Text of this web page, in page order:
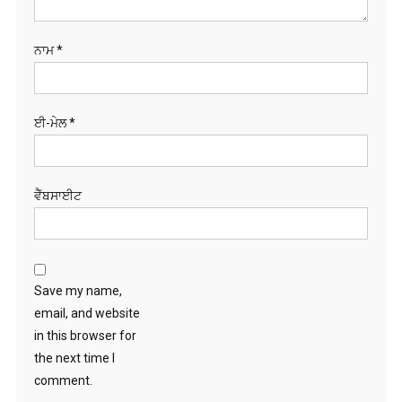
ਨਾਮ*
ਈ-ਮੇਲ*
ਵੈੱਬਸਾਈਟ
Save my name,
email, and website
in this browser for
the next time I
comment.